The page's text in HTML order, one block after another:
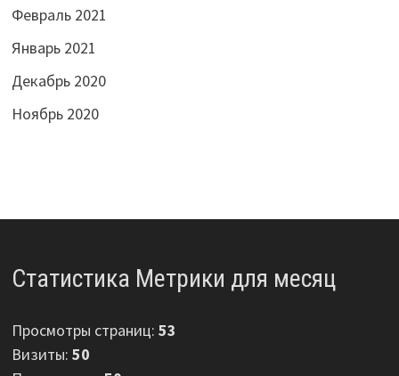
Февраль 2021
Январь 2021
Декабрь 2020
Ноябрь 2020
Статистика Метрики для месяц
Просмотры страниц: 53
Визиты: 50